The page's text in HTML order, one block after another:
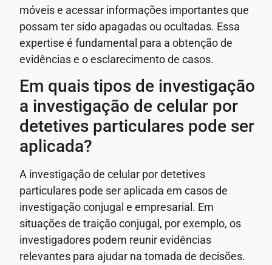
móveis e acessar informações importantes que
possam ter sido apagadas ou ocultadas. Essa
expertise é fundamental para a obtenção de
evidências e o esclarecimento de casos.
Em quais tipos de investigação
a investigação de celular por
detetives particulares pode ser
aplicada?
A investigação de celular por detetives
particulares pode ser aplicada em casos de
investigação conjugal e empresarial. Em
situações de traição conjugal, por exemplo, os
investigadores podem reunir evidências
relevantes para ajudar na tomada de decisões.